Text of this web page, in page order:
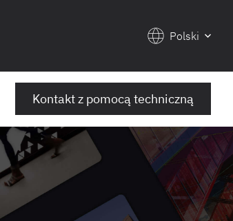
Polski
Kontakt z pomocą techniczną